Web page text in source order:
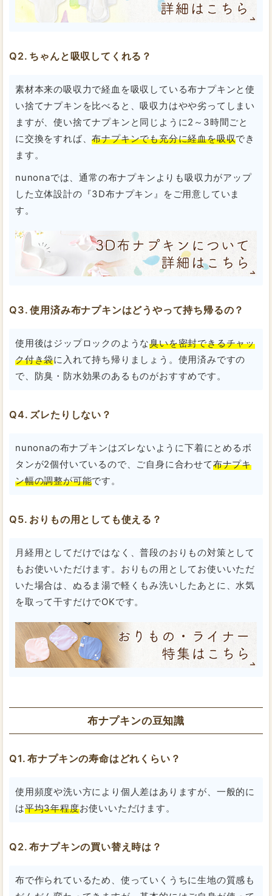
ちゃんと吸収してくれる？
素材本来の吸収力で経血を吸収している布ナプキンと使
い捨てナプキンを比べると、吸収力はやや劣ってしまい
ますが、使い捨てナプキンと同じように2～3時間ごと
に交換をすれば、布ナプキンでも充分に経血を吸収でき
ます。
nunonaでは、通常の布ナプキンよりも吸収力がアップ
した立体設計の『3D布ナプキン』をご用意していま
す。
使用済み布ナプキンはどうやって持ち帰るの？
使用後はジップロックのような臭いを密封できるチャッ
ク付き袋に入れて持ち帰りましょう。使用済みですの
で、防臭・防水効果のあるものがおすすめです。
ズレたりしない？
nunonaの布ナプキンはズレないように下着にとめるボ
タンが2個付いているので、ご自身に合わせて布ナプキ
ン幅の調整が可能です。
おりもの用としても使える？
月経用としてだけではなく、普段のおりもの対策として
もお使いいただけます。おりもの用としてお使いいただ
いた場合は、ぬるま湯で軽くもみ洗いしたあとに、水気
を取って干すだけでOKです。
布ナプキンの豆知識
布ナプキンの寿命はどれくらい？
使用頻度や洗い方により個人差はありますが、一般的に
は平均3年程度お使いいただけます。
布ナプキンの買い替え時は？
布で作られているため、使っていくうちに生地の質感も